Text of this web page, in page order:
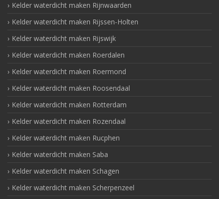
Kelder waterdicht maken Rijnwaarden
Kelder waterdicht maken Rijssen-Holten
Kelder waterdicht maken Rijswijk
Kelder waterdicht maken Roerdalen
Kelder waterdicht maken Roermond
Kelder waterdicht maken Roosendaal
Kelder waterdicht maken Rotterdam
Kelder waterdicht maken Rozendaal
Kelder waterdicht maken Rucphen
Kelder waterdicht maken Saba
Kelder waterdicht maken Schagen
Kelder waterdicht maken Scherpenzeel